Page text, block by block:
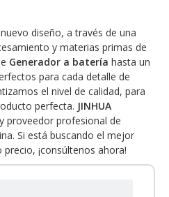
diseño, a través de una
y materias primas de
Generador a batería hasta un
para cada detalle de
el nivel de calidad, para
perfecta. JINHUA
proveedor profesional de
Si está buscando el mejor
precio, ¡consúltenos ahora!